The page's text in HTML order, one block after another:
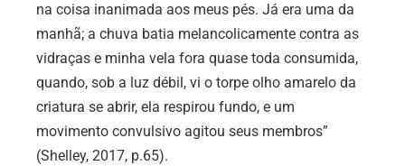
na coisa inanimada aos meus pés. Já era uma da
manhã; a chuva batia melancolicamente contra as
vidraças e minha vela fora quase toda consumida,
quando, sob a luz débil, vi o torpe olho amarelo da
criatura se abrir, ela respirou fundo, e um
movimento convulsivo agitou seus membros”
(Shelley, 2017, p.65).